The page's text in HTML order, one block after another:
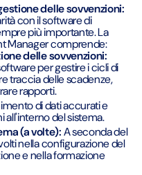
delle sovvenzioni:
con il software di
più importante. La
Manager comprende:
delle sovvenzioni:
per gestire i cicli di
traccia delle scadenze,
rapporti.
di dati accurati e
all'interno del sistema.
(a volte):A seconda del
nella configurazione del
e nella formazione